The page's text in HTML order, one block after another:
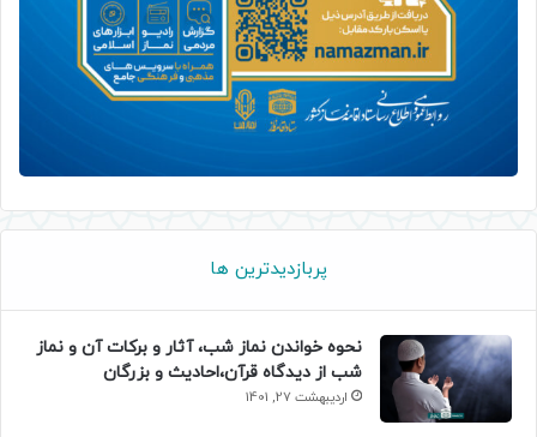
پربازدیدترین ها
نحوه خواندن نماز شب، آثار و برکات آن و نماز
شب از دیدگاه قرآن،احادیث و بزرگان
اردیبهشت 27, 1401